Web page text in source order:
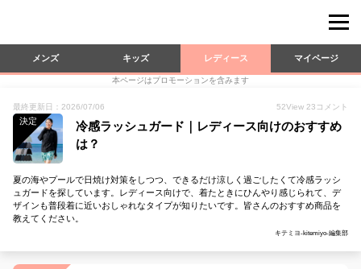
メンズ キッズ レディース マイページ
本ページはプロモーションを含みます
最終更新日：2026/07/06 52View 23 コメント
決定
冷感ラッシュガード｜レディース向けのおすすめ
は？
夏の海やプールで日焼け対策をしつつ、できるだけ涼しく過ごしたくて冷感ラッシ
ュガードを探しています。レディース向けで、着たときにひんやり感じられて、デ
ザインも普段着に近いおしゃれなタイプが知りたいです。皆さんのおすすめ商品を
教えてください。
キテミヨ-kitemiyo-編集部